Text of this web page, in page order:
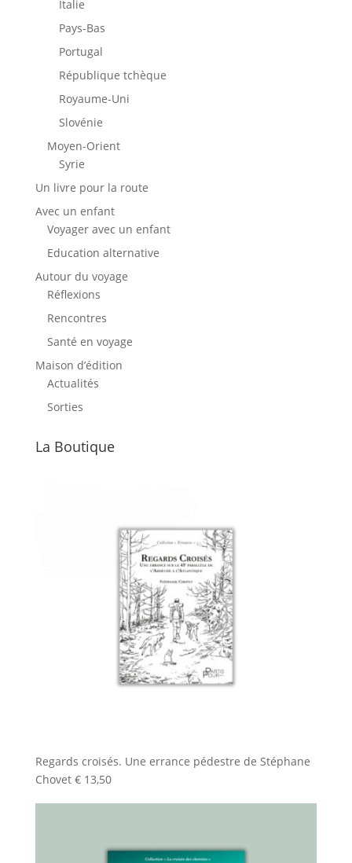
Italie
Pays-Bas
Portugal
République tchèque
Royaume-Uni
Slovénie
Moyen-Orient
Syrie
Un livre pour la route
Avec un enfant
Voyager avec un enfant
Education alternative
Autour du voyage
Réflexions
Rencontres
Santé en voyage
Maison d’édition
Actualités
Sorties
La Boutique
Regards croisés. Une errance pédestre de Stéphane
Chovet €13,50